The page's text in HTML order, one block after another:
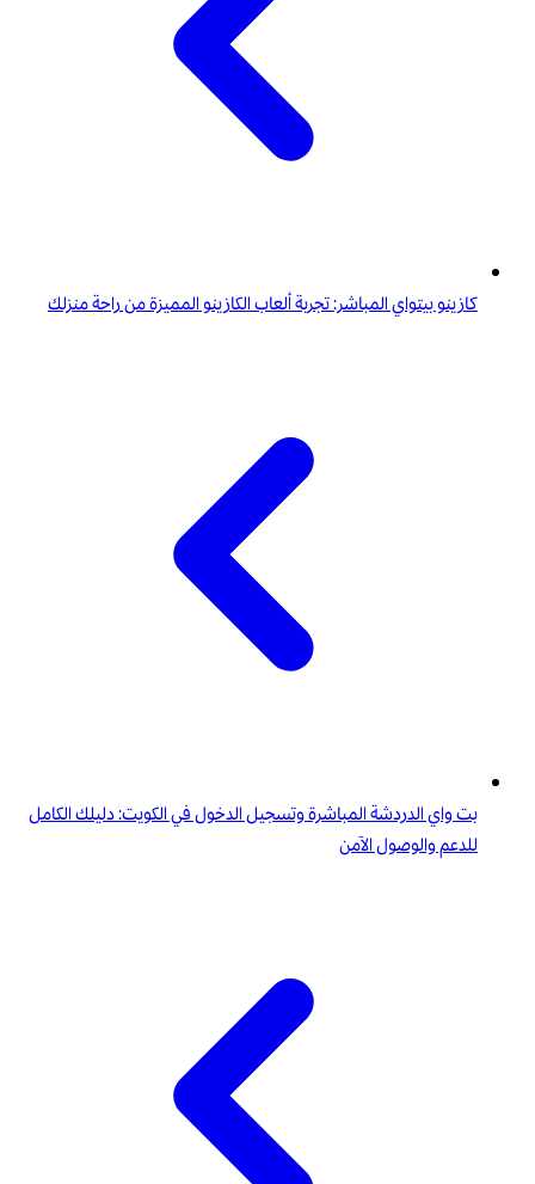
كازينو بيتواي المباشر: تجربة ألعاب الكازينو المميزة من راحة منزلك
بت واي الدردشة المباشرة وتسجيل الدخول في الكويت: دليلك الكامل
للدعم والوصول الآمن